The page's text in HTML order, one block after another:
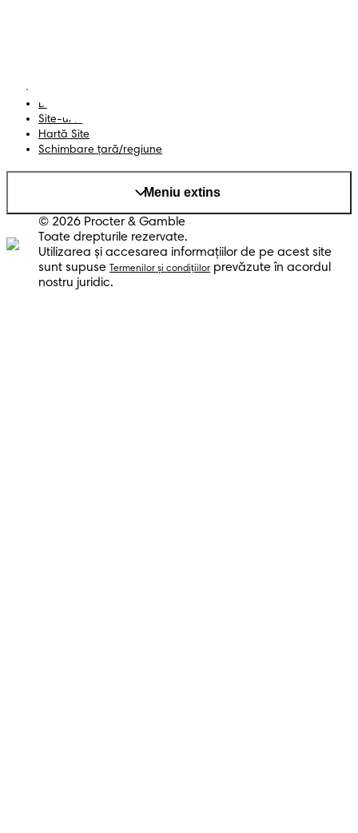
Datele Mele
Site-ul PG
Hartă Site
Schimbare ţară/regiune
Meniu extins
© 2026 Procter & Gamble
Toate drepturile rezervate.
Utilizarea şi accesarea informaţiilor de pe acest site
sunt supuse
Termenilor şi condiţiilor prevăzute în acordul
nostru juridic.